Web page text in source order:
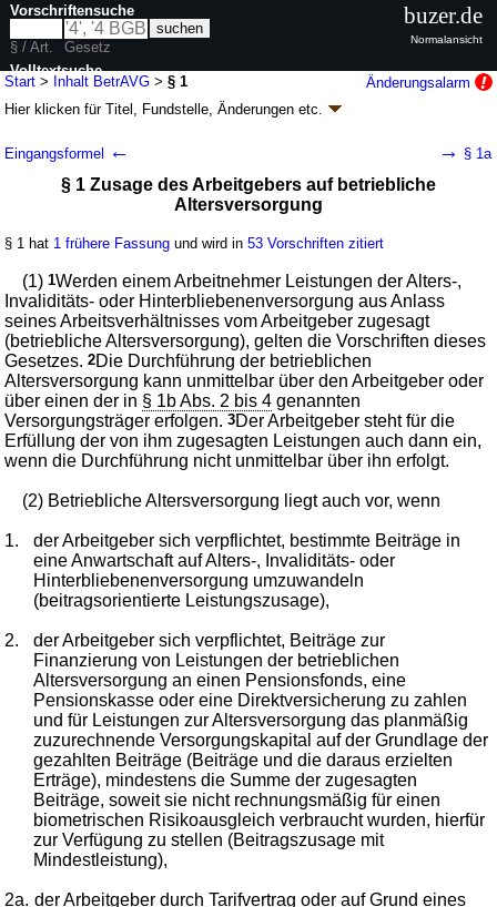
Start > Inhalt BetrAVG >§ 1
Änderungsalarm
Hier klicken fürTitel, Fundstelle, Änderungen etc.
16.01.2026BGBl. 2026 I Nr. 14
Geltung ab 22.12.1974; FNA: 800-22-1Arbeitsvertragsrecht
Erster Teil Arbeitsrechtliche Vorschriften
Erster Abschnitt Durchführung der betrieblichen
Altersversorgung
Eingangsformel ← → § 1a
§ 1 Zusage des Arbeitgebers auf betriebliche
Altersversorgung
§ 1 hat 1 frühere Fassung und wird in53 Vorschriften zitiert
(1)1Werden einem Arbeitnehmer Leistungen der Alters-,
Invaliditäts- oder Hinterbliebenenversorgung aus Anlass
seines Arbeitsverhältnisses vom Arbeitgeber zugesagt
(betriebliche Altersversorgung), gelten die Vorschriften dieses
Gesetzes.2Die Durchführung der betrieblichen
Altersversorgung kann unmittelbar über den Arbeitgeber oder
über einen der in § 1b Abs. 2 bis 4 genannten
Versorgungsträger erfolgen.3Der Arbeitgeber steht für die
Erfüllung der von ihm zugesagten Leistungen auch dann ein,
wenn die Durchführung nicht unmittelbar über ihn erfolgt.
(2) Betriebliche Altersversorgung liegt auch vor, wenn
1.
der Arbeitgeber sich verpflichtet, bestimmte Beiträge in
eine Anwartschaft auf Alters-, Invaliditäts- oder
Hinterbliebenenversorgung umzuwandeln
(beitragsorientierte Leistungszusage),
2.
der Arbeitgeber sich verpflichtet, Beiträge zur
Finanzierung von Leistungen der betrieblichen
Altersversorgung an einen Pensionsfonds, eine
Pensionskasse oder eine Direktversicherung zu zahlen
und für Leistungen zur Altersversorgung das planmäßig
zuzurechnende Versorgungskapital auf der Grundlage der
gezahlten Beiträge (Beiträge und die daraus erzielten
Erträge), mindestens die Summe der zugesagten
Beiträge, soweit sie nicht rechnungsmäßig für einen
biometrischen Risikoausgleich verbraucht wurden, hierfür
zur Verfügung zu stellen (Beitragszusage mit
Mindestleistung),
2a. der Arbeitgeber durch Tarifvertrag oder auf Grund eines
Vorschriftensuche
§ / Art.
Gesetz
Volltextsuche
nur in BetrAVG
buzer.de
Normalansicht